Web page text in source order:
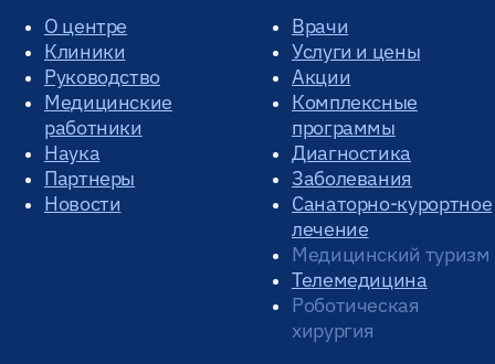
О центре
Клиники
Руководство
Медицинские
работники
Наука
Партнеры
Новости
Врачи
Услуги и цены
Акции
Комплексные
программы
Диагностика
Заболевания
Санаторно-курортное
лечение
Медицинский туризм
Телемедицина
Роботическая
хирургия